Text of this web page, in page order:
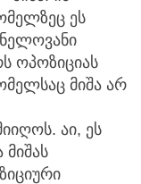
ეს
ოპოზიციას
მიშა არ
აი, ეს